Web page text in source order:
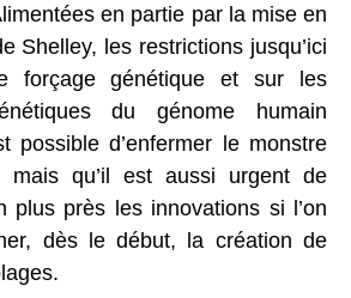
en partie par la mise en
Shelley, les restrictions jusqu’ici
forçage génétique et sur les
du génome humain
possible d’enfermer le monstre
mais qu’il est aussi urgent de
plus près les innovations si l’on
dès le début, la création de